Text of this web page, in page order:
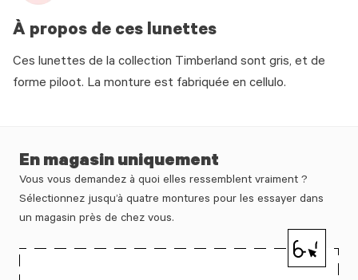
À propos de ces lunettes
Ces lunettes de la collection Timberland sont gris, et de
forme piloot. La monture est fabriquée en cellulo.
En magasin uniquement
Vous vous demandez à quoi elles ressemblent vraiment ?
Sélectionnez jusqu’à quatre montures pour les essayer dans
un magasin près de chez vous.